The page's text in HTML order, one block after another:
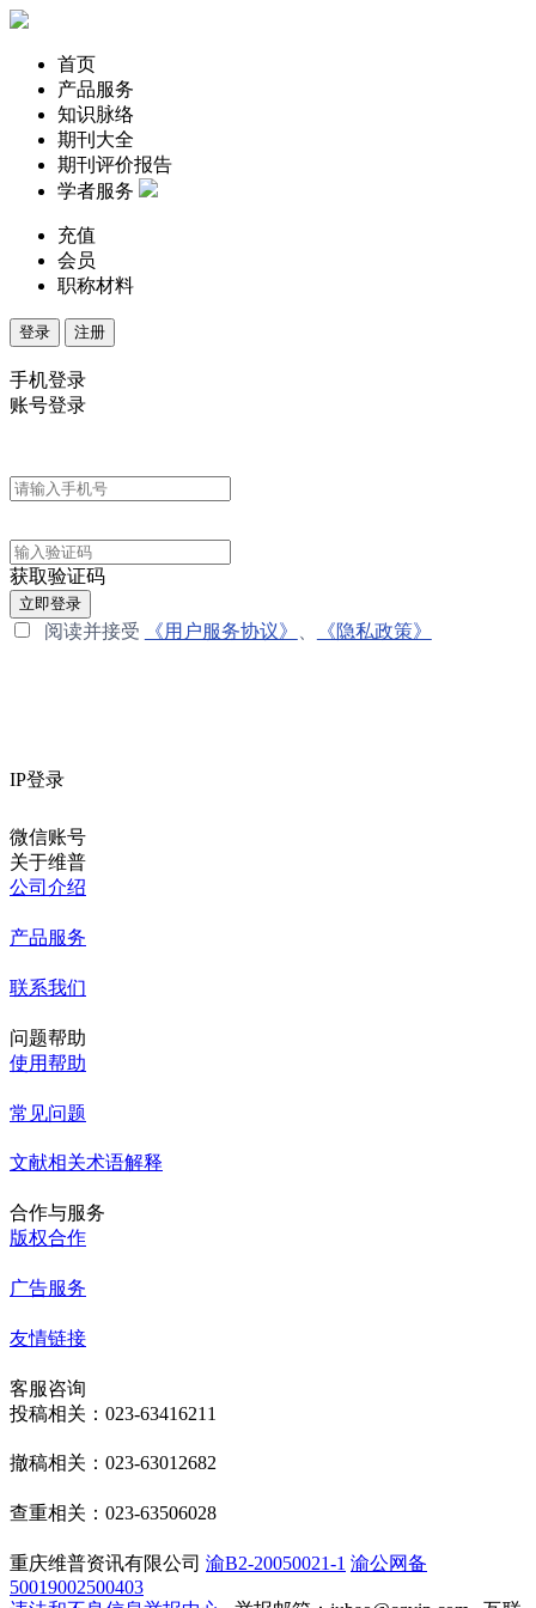
首页
产品服务
知识脉络
期刊大全
期刊评价报告
学者服务
充值
会员
职称材料
登录 注册
手机登录
账号登录
获取验证码
立即登录
阅读并接受 《用户服务协议》 《隐私政策》
IP登录
微信账号
关于维普
公司介绍
产品服务
联系我们
问题帮助
使用帮助
常见问题
文献相关术语解释
合作与服务
版权合作
广告服务
友情链接
客服咨询
投稿相关：023-63416211
撤稿相关：023-63012682
查重相关：023-63506028
重庆维普资讯有限公司 渝B2-20050021-1 渝公网备
50019002500403